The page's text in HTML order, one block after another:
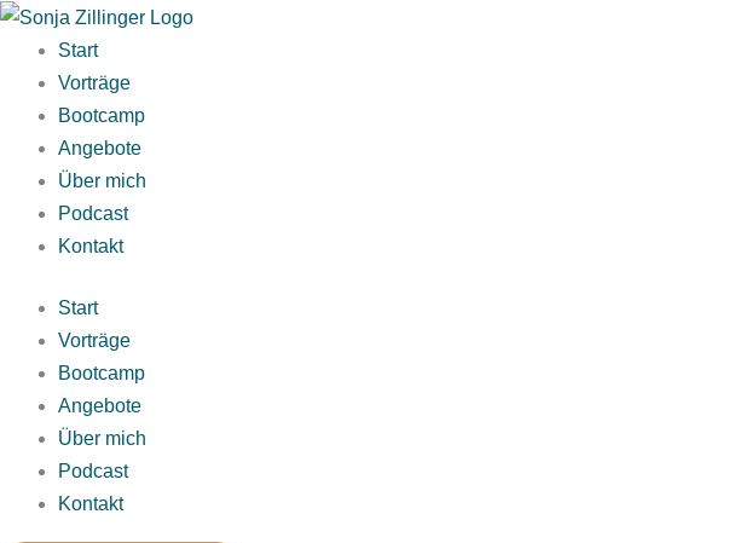
Zum
Inhalt
springen
Start
Vorträge
Bootcamp
Angebote
Über mich
Podcast
Kontakt
Start
Vorträge
Bootcamp
Angebote
Über mich
Podcast
Kontakt